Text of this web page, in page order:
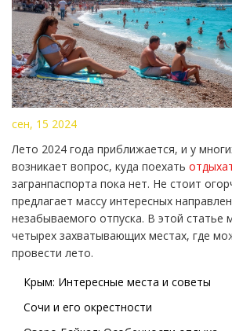
сен, 15 2024
Лето 2024 года приближается, и у
возникает вопрос, куда поехать
загранпаспорта пока нет. Не стоит
предлагает массу интересных
незабываемого отпуска. В этой статье
четырех захватывающих местах, где
провести лето.
Крым: Интересные места и советы
Сочи и его окрестности